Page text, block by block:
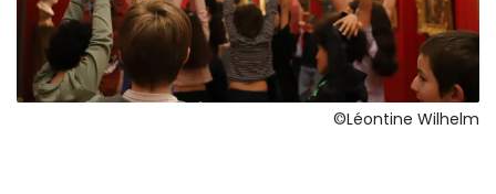
©Léontine Wilhelm